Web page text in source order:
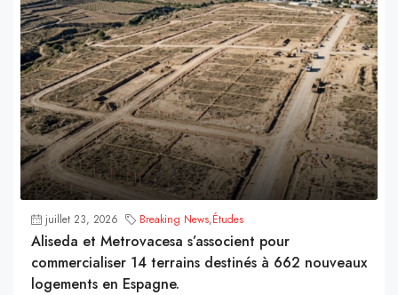
juillet 23, 2026 Breaking News,Études
Aliseda et Metrovacesa s’associent pour
commercialiser 14 terrains destinés à 662 nouveaux
logements en Espagne.